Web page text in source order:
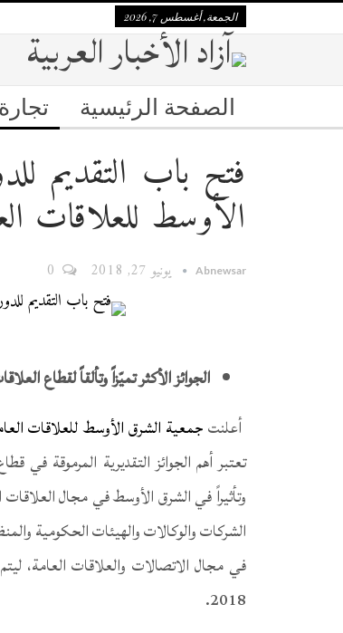
الجمعة, أغسطس 7, 2026
الصفحة الرئيسية تجارة
فتح باب التقديم
الأوسط للعلاقات
Abnewsar يونيو 27, 2018
الجوائز الأكثر تميّزاً وتألقاً لقطاع
أعلنتجمعية الشرق الأوسط للعلاقات
تعتبر أهم الجوائز التقديرية المرموقة
وتأثيراً في الشرق الأوسط في مجال العلاقات
الشركات والوكالات والهيئات الحكومية
2018.